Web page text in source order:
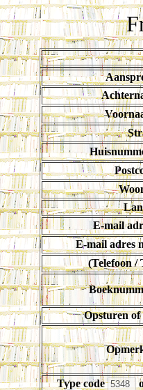
E-mail
E-mail adres
(Telefoon /
Opsturen of
Type code